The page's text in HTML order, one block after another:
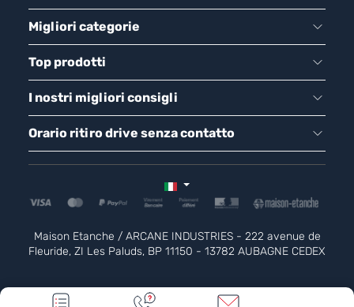
Migliori categorie
Top prodotti
I nostri migliori consigli
Orario ritiro drive senza contatto
Maison Etanche / ARCANE INDUSTRIES - 222 avenue de
Fleuride, ZI Les Paluds, BP 11150 - 13782 AUBAGNE CEDEX